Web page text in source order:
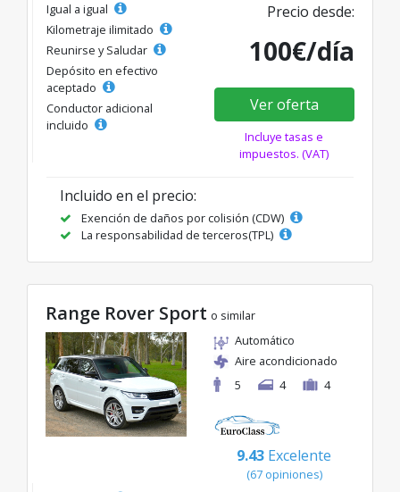
Igual a igual
Kilometraje ilimitado
Reunirse y Saludar
Depósito en efectivo
aceptado
Conductor adicional
incluido
Precio desde:
100€/día
Ver oferta
Incluye tasas e
impuestos. (VAT)
Incluido en el precio:
Exención de daños por colisión (CDW)
La responsabilidad de terceros(TPL)
Range Rover Sport o similar
Automático
Aire acondicionado
5
4 4
9.43 Excelente
(67 opiniones)